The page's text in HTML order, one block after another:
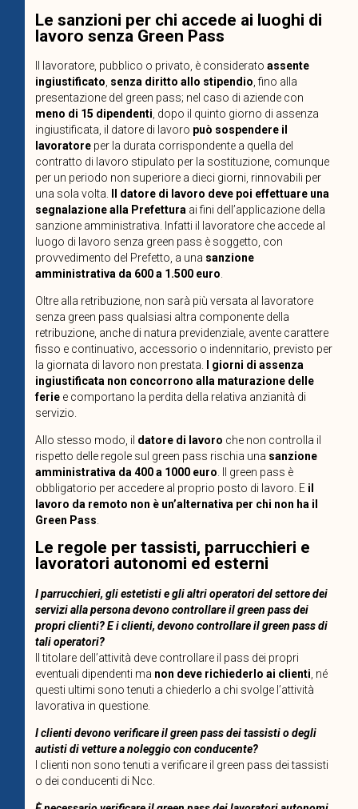
Le sanzioni per chi accede ai luoghi di
lavoro senza Green Pass
Il lavoratore, pubblico o privato, è considerato assente
ingiustificato, senza diritto allo stipendio, fino alla
presentazione del green pass; nel caso di aziende con
meno di 15 dipendenti, dopo il quinto giorno di assenza
ingiustificata, il datore di lavoro può sospendere il
lavoratoreper la durata corrispondente a quella del
contratto di lavoro stipulato per la sostituzione, comunque
per un periodo non superiore a dieci giorni, rinnovabili per
una sola volta.
Il datore di lavoro deve poi effettuare una
segnalazione alla Prefetturaai fini dell’applicazione della
sanzione amministrativa. Infatti il lavoratore che accede al
luogo di lavoro senza green pass è soggetto, con
provvedimento del Prefetto, a una sanzione
amministrativa da 600 a 1.500 euro.
Oltre alla retribuzione, non sarà più versata al lavoratore
senza green pass qualsiasi altra componente della
retribuzione, anche di natura previdenziale, avente carattere
fisso e continuativo, accessorio o indennitario, previsto per
la giornata di lavoro non prestata.
I giorni di assenza
ingiustificata non concorrono alla maturazione delle
feriee comportano la perdita della relativa anzianità di
servizio.
Allo stesso modo, il datore di lavoro che non controlla il
rispetto delle regole sul green pass rischia una sanzione
amministrativa da 400 a 1000 euro. Il green pass è
obbligatorio per accedere al proprio posto di lavoro. E il
lavoro da remoto non è un’alternativa per chi non ha il
Green Pass.
Le regole per tassisti, parrucchieri e
lavoratori autonomi ed esterni
I parrucchieri, gli estetisti e gli altri operatori del settore dei
servizi alla persona devono controllare il green pass dei
propri clienti? E i clienti, devono controllare il green pass di
tali operatori?
Il titolare dell’attività deve controllare il pass dei propri
eventuali dipendenti ma non deve richiederlo ai clienti , né
questi ultimi sono tenuti a chiederlo a chi svolge l’attività
lavorativa in questione.
I clienti devono verificare il green pass dei tassisti o degli
autisti di vetture a noleggio con conducente?
I clienti non sono tenuti a verificare il green pass dei tassisti
o dei conducenti di Ncc.